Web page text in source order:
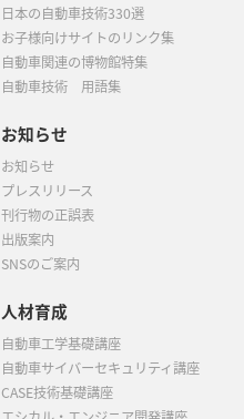
日本の自動車技術330選
お子様向けサイトのリンク集
自動車関連の博物館特集
自動車技術 用語集
お知らせ
お知らせ
プレスリリース
刊行物の正誤表
出版案内
SNSのご案内
人材育成
自動車工学基礎講座
自動車サイバーセキュリティ講座
CASE技術基礎講座